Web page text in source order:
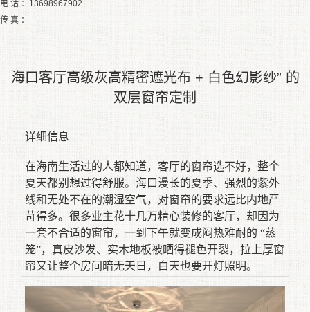
电 话 ：13698967902
传 真 ：
海口客厅高级灰高精密遮光布 + 白色幻影纱” 的
双层窗帘定制
详细信息
在海南生活过的人都知道，客厅的窗帘选不好，整个
夏天都别想过得舒服。海口漫长的夏季、强烈的紫外
线和无处不在的潮湿空气，对窗帘的要求远比内地严
苛得多。很多业主花十几万精心装修的客厅，却因为
一套不合适的窗帘，一到下午就变成闷热难耐的 “蒸
笼”，真皮沙发、实木地板被晒得褪色开裂，拉上厚窗
帘又让整个房间暗无天日，白天也要开灯照明。